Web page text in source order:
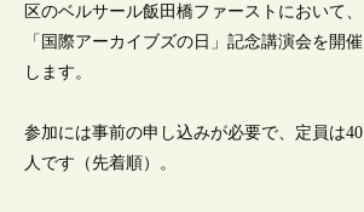
区のベルサール飯田橋ファーストにおいて、
「国際アーカイブズの日」記念講演会を開催
します。
参加には事前の申し込みが必要で、定員は40
人です（先着順）。